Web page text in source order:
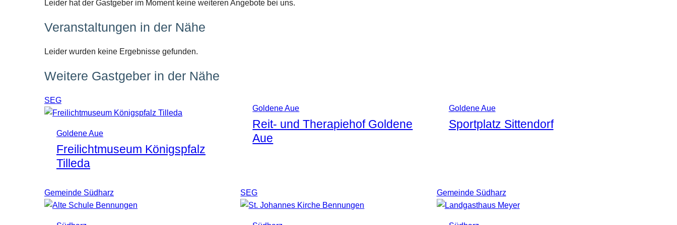
Leider hat der Gastgeber im Moment keine weiteren Angebote bei uns.
Veranstaltungen in der Nähe
Leider wurden keine Ergebnisse gefunden.
Weitere Gastgeber in der Nähe
SEG
Goldene Aue
Freilichtmuseum Königspfalz
Tilleda
Goldene Aue
Reit- und Therapiehof Goldene
Aue
Goldene Aue
Sportplatz Sittendorf
Gemeinde Südharz SEG Gemeinde Südharz